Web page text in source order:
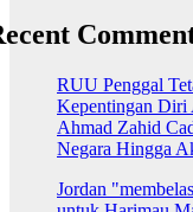
RUU Penggal
Kepentingan Diri
Ahmad Zahid
Negara Hingga
Jordan